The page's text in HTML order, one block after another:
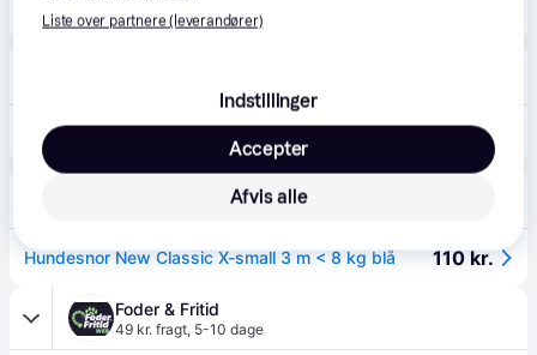
Flexi New Classic Pink - XSmall 3 m. line Max.8 kg.
95 kr.
Eller 3 betalinger af 32 kr.
(17)
1-3 dage
Hundesnor New Classic X-small 3 m < 8 kg blå 110 kr.
Foder & Fritid
49 kr. fragt, 5-10 dage
Liste over partnere (leverandører)
Indstillinger
Afvis alle
Accepter